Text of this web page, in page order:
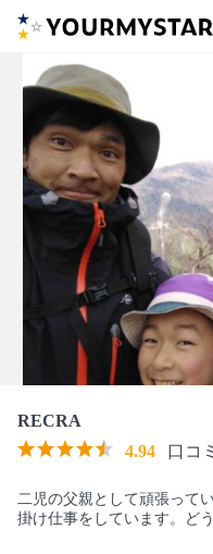
RECRA
4.94
口コ
二児の父親として頑張って
掛け仕事をしています。ど